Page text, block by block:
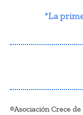
*La
®Asociación Crece